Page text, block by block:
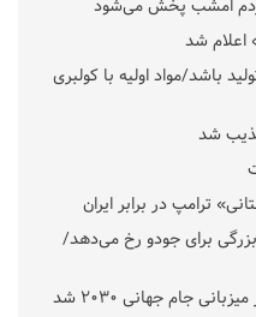
امشب پخش می‌شود
اعلام شد
باشد/مواد اولیه با کولبری
شد
ترامپ در برابر ایران
بزرگی برای جودو رخ می‌دهد/
جام جهانی ۲۰۳۰ شد